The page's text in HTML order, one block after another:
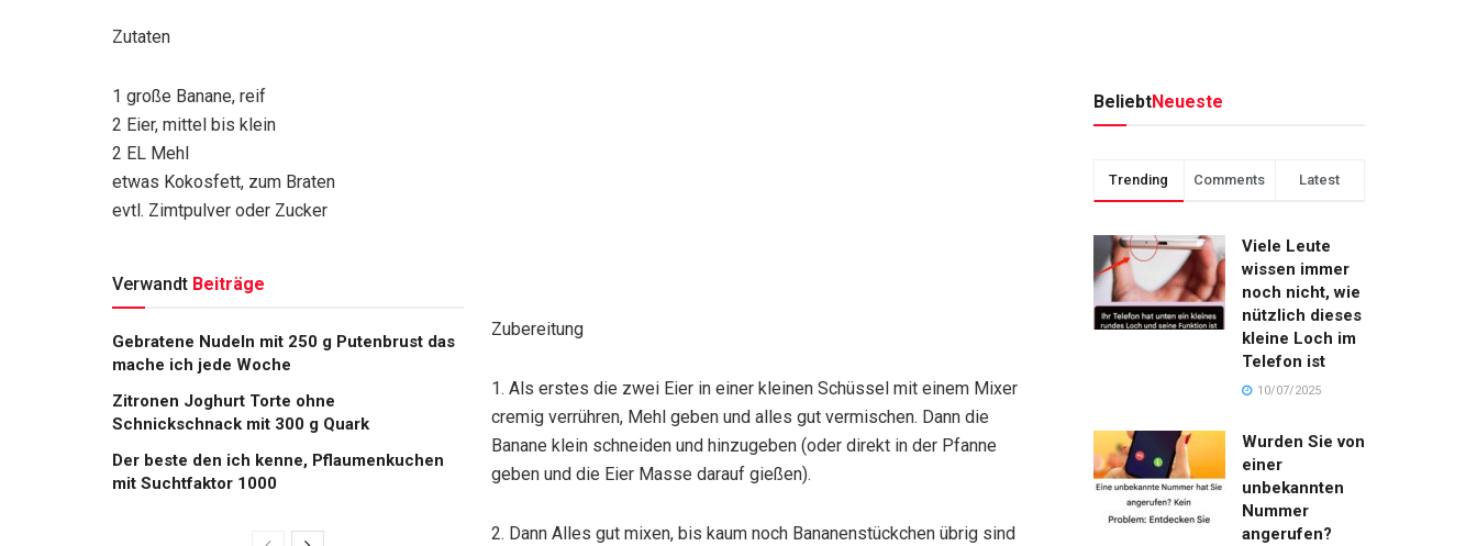
Zutaten
1 große Banane, reif
2 Eier, mittel bis klein
2 EL Mehl
etwas Kokosfett, zum Braten
evtl. Zimtpulver oder Zucker
Verwandt Beiträge
Gebratene Nudeln mit 250 g Putenbrust das
mache ich jede Woche
Zitronen Joghurt Torte ohne
Schnickschnack mit 300 g Quark
Der beste den ich kenne, Pflaumenkuchen
mit Suchtfaktor 1000
Zubereitung
1. Als erstes die zwei Eier in einer kleinen Schüssel mit einem Mixer
cremig verrühren, Mehl geben und alles gut vermischen. Dann die
Banane klein schneiden und hinzugeben (oder direkt in der Pfanne
geben und die Eier Masse darauf gießen).
2. Dann Alles gut mixen, bis kaum noch Bananenstückchen übrig sind
BeliebtNeueste
Trending Comments Latest
Viele Leute
wissen immer
noch nicht, wie
nützlich dieses
kleine Loch im
Telefon ist
10/07/2025
Wurden Sie von
einer
unbekannten
Nummer
angerufen?